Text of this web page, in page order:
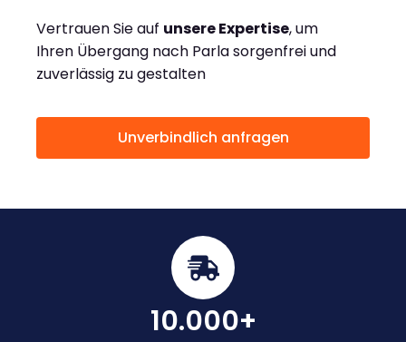
Vertrauen Sie auf unsere Expertise, um
Ihren Übergang nach Parla sorgenfrei und
zuverlässig zu gestalten
Unverbindlich anfragen
10.000+